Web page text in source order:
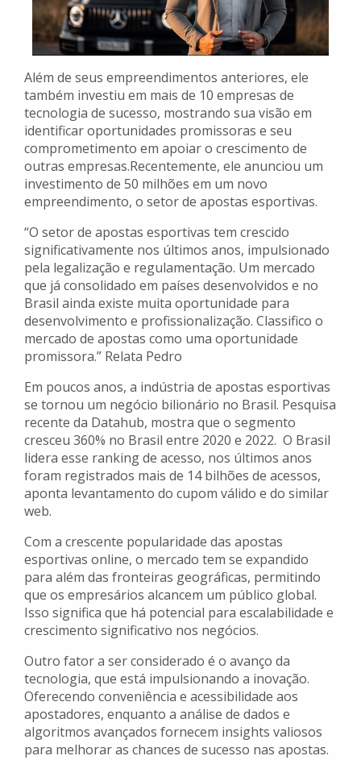
Além de seus empreendimentos anteriores, ele
também investiu em mais de 10 empresas de
tecnologia de sucesso, mostrando sua visão em
identificar oportunidades promissoras e seu
comprometimento em apoiar o crescimento de
outras empresas.Recentemente, ele anunciou um
investimento de 50 milhões em um novo
empreendimento, o setor de apostas esportivas.
“O setor de apostas esportivas tem crescido
significativamente nos últimos anos, impulsionado
pela legalização e regulamentação. Um mercado
que já consolidado em países desenvolvidos e no
Brasil ainda existe muita oportunidade para
desenvolvimento e profissionalização. Classifico o
mercado de apostas como uma oportunidade
promissora.” Relata Pedro
Em poucos anos, a indústria de apostas esportivas
se tornou um negócio bilionário no Brasil. Pesquisa
recente da Datahub, mostra que o segmento
cresceu 360% no Brasil entre 2020 e 2022. O Brasil
lidera esse ranking de acesso, nos últimos anos
foram registrados mais de 14 bilhões de acessos,
aponta levantamento do cupom válido e do similar
web.
Com a crescente popularidade das apostas
esportivas online, o mercado tem se expandido
para além das fronteiras geográficas, permitindo
que os empresários alcancem um público global.
Isso significa que há potencial para escalabilidade e
crescimento significativo nos negócios.
Outro fator a ser considerado é o avanço da
tecnologia, que está impulsionando a inovação.
Oferecendo conveniência e acessibilidade aos
apostadores, enquanto a análise de dados e
algoritmos avançados fornecem insights valiosos
para melhorar as chances de sucesso nas apostas.